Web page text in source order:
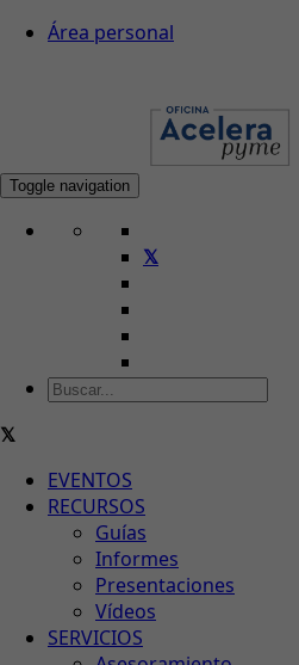
Área personal
Toggle navigation
EVENTOS
RECURSOS
Guías
Informes
Presentaciones
Vídeos
SERVICIOS